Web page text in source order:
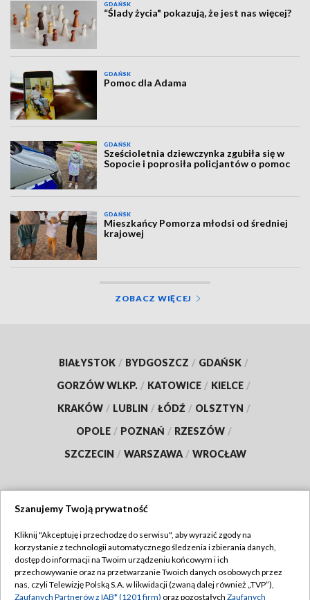
GDAŃSK
“Ślady życia" pokazują, że jest nas więcej?
GDAŃSK
Pomoc dla Adama
GDAŃSK
Sześcioletnia dziewczynka zgubiła się w
Sopocie i poprosiła policjantów o pomoc
GDAŃSK
Mieszkańcy Pomorza młodsi od średniej
krajowej
ZOBACZ WIĘCEJ
BIAŁYSTOK / BYDGOSZCZ / GDAŃSK /
GORZÓW WLKP. / KATOWICE / KIELCE /
KRAKÓW / LUBLIN / ŁÓDŹ / OLSZTYN /
OPOLE / POZNAŃ / RZESZÓW /
SZCZECIN / WARSZAWA / WROCŁAW
TVP
Abonament TVP
Emisja w TVP
Regulamin TVP
Szanujemy Twoją prywatność
Kliknij "Akceptuję i przechodzę do serwisu", aby wyrazić zgody na
korzystanie z technologii automatycznego śledzenia i zbierania danych,
dostęp do informacji na Twoim urządzeniu końcowym i ich
przechowywanie oraz na przetwarzanie Twoich danych osobowych przez
nas, czyli Telewizję Polską S.A. w likwidacji (zwaną dalej również „TVP”),
Zaufanych Partnerów z IAB* (1201 firm) oraz pozostałych Zaufanych